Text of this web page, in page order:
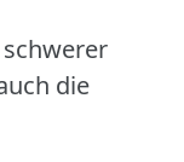
die